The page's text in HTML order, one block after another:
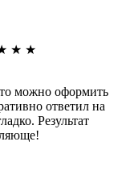
★ ★
можно оформить
ответил на
Результат